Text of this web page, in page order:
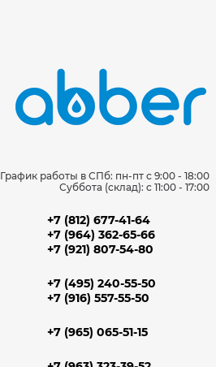
График работы в СПб: пн-пт с 9:00 - 18:00
Суббота (склад): c 11:00 - 17:00
+7 (812) 677-41-64
+7 (964) 362-65-66
+7 (921) 807-54-80
+7 (495) 240-55-50
+7 (916) 557-55-50
+7 (965) 065-51-15